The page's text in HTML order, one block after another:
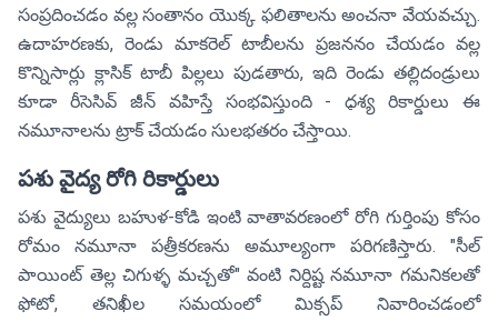
సంప్రదించడం వల్ల సంతానం యొక్క ఫలితాలను అంచనా వేయవచ్చు.
ఉదాహరణకు, రెండు మాకరెల్ టాబీలను ప్రజననం చేయడం వల్ల
కొన్నిసార్లు క్లాసిక్ టాబీ పిల్లలు పుడతారు, ఇది రెండు తల్లిదండ్రులు
కూడా రీసెసివ్ జీన్ వహిస్తే సంభవిస్తుంది - దृశ్య రికార్డులు ఈ
నమూనాలను ట్రాక్ చేయడం సులభతరం చేస్తాయి.
పశు వైద్య రోగి రికార్డులు
పశు వైద్యులు బహుళ-కోడి ఇంటి వాతావరణంలో రోగి గుర్తింపు కోసం
రోమం నమూనా పత్రీకరణను అమూల్యంగా పరిగణిస్తారు. "సీల్
పాయింట్ తెల్ల చిగుళ్ళ మచ్చతో" వంటి నిర్దిష్ట నమూనా గమనికలతో
ఫోటో, తనిఖీల సమయంలో మిక్సప్ నివారించడంలో